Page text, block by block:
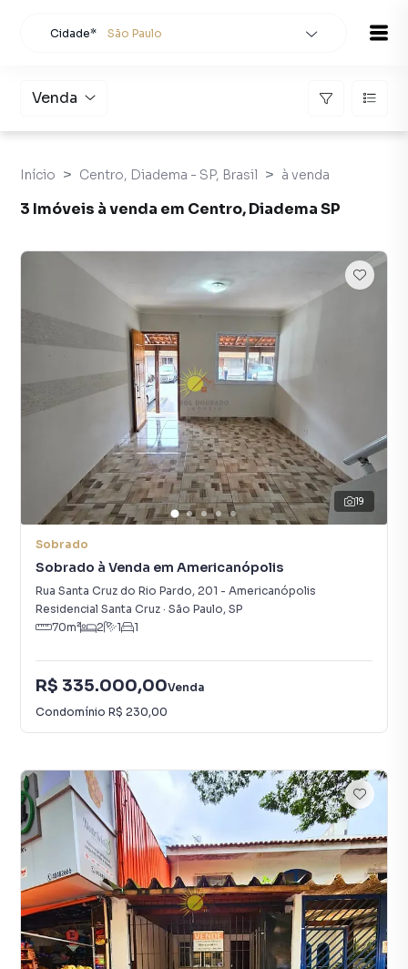
Cidade* São Paulo
Venda
Início Centro, Diadema - SP, Brasil à venda
3 Imóveis à venda em Centro, Diadema SP
19
Sobrado
Sobrado à Venda em Americanópolis
Rua Santa Cruz do Rio Pardo, 201 - Americanópolis
Residencial Santa Cruz · São Paulo, SP
70m² 2 1 1
R$ 335.000,00Venda
Condomínio R$ 230,00